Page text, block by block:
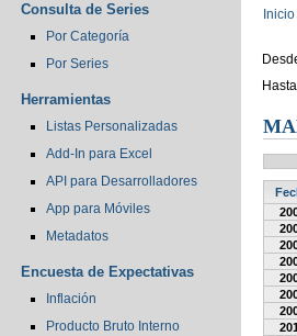
Consulta de Series
Por Categoría
Por Series
Herramientas
Listas Personalizadas
Add-In para Excel
API para Desarrolladores
App para Móviles
Metadatos
Encuesta de Expectativas
Inflación
Producto Bruto Interno
Inicio